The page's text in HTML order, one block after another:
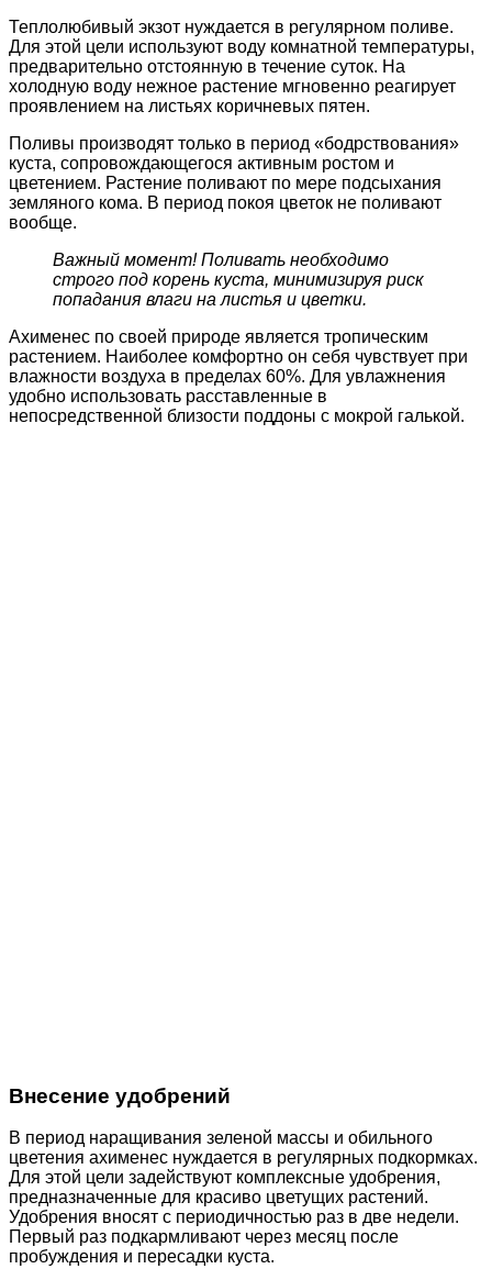
Теплолюбивый экзот нуждается в регулярном поливе.
Для этой цели используют воду комнатной температуры,
предварительно отстоянную в течение суток. На
холодную воду нежное растение мгновенно реагирует
проявлением на листьях коричневых пятен.
Поливы производят только в период «бодрствования»
куста, сопровождающегося активным ростом и
цветением. Растение поливают по мере подсыхания
земляного кома. В период покоя цветок не поливают
вообще.
Важный момент! Поливать необходимо
строго под корень куста, минимизируя риск
попадания влаги на листья и цветки.
Ахименес по своей природе является тропическим
растением. Наиболее комфортно он себя чувствует при
влажности воздуха в пределах 60%. Для увлажнения
удобно использовать расставленные в
непосредственной близости поддоны с мокрой галькой.
Внесение удобрений
В период наращивания зеленой массы и обильного
цветения ахименес нуждается в регулярных подкормках.
Для этой цели задействуют комплексные удобрения,
предназначенные для красиво цветущих растений.
Удобрения вносят с периодичностью раз в две недели.
Первый раз подкармливают через месяц после
пробуждения и пересадки куста.